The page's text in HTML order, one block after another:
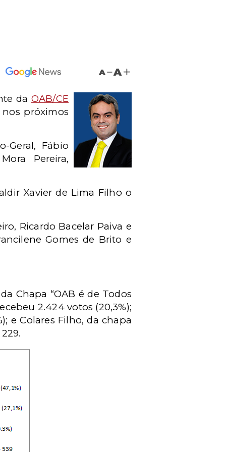
A A
da OAB/CE
nos próximos
Geral, Fábio
Pereira,
Xavier de Lima Filho o
Ricardo Bacelar Paiva e
Gomes de Brito e
Chapa “OAB é de Todos
2.424 votos (20,3%);
e Colares Filho, da chapa